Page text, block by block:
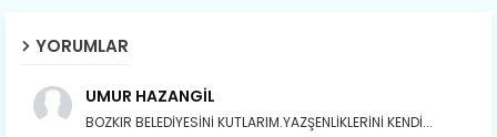
YORUMLAR
UMUR HAZANGİL
BOZKIR BELEDİYESİNİ KUTLARIM.YAZŞENLİKLERİNİ KENDİ...